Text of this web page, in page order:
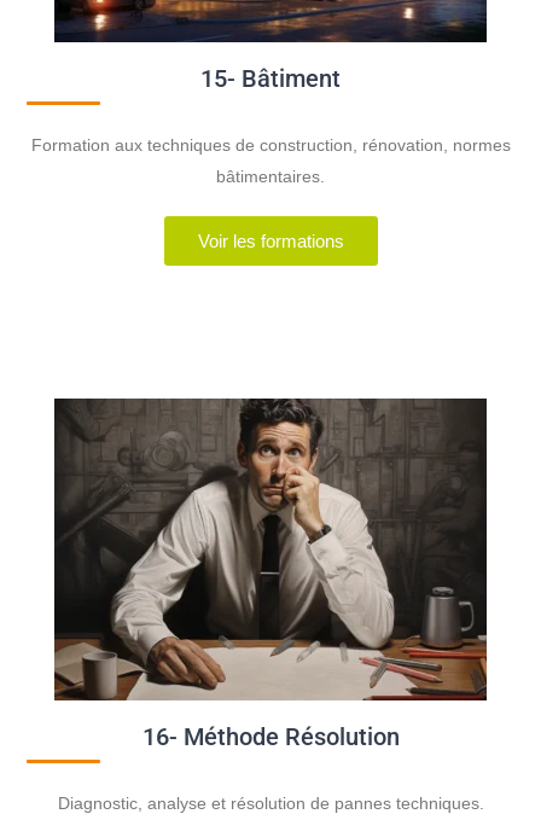
15- Bâtiment
Formation aux techniques de construction, rénovation, normes
bâtimentaires.
Voir les formations
16- Méthode Résolution
Diagnostic, analyse et résolution de pannes techniques.